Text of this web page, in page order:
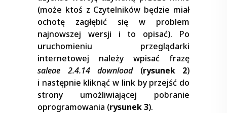
(może ktoś z Czytelników będzie miał
ochotę zagłębić się w problem
najnowszej wersji i to opisać). Po
uruchomieniu przeglądarki
internetowej należy wpisać frazę
saleae 2.4.14 download(rysunek 2)
i następnie kliknąć w link by przejść do
strony umożliwiającej pobranie
oprogramowania (rysunek 3).